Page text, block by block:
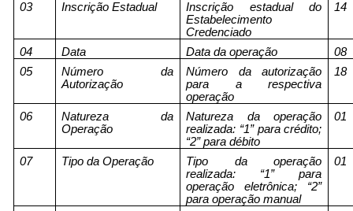
03 Inscrição Estadual
Inscrição estadual do
Estabelecimento
Credenciado
14
04 Data Data da operação
08
05
Número da
Autorização
Número da autorização
para a respectiva
operação
18
06
Natureza da
Operação
Natureza da operação
realizada: “1” para crédito;
“2” para débito
01
07 Tipo da Operação
Tipo da operação
realizada: “1” para
operação eletrônica; “2”
para operação manual
01